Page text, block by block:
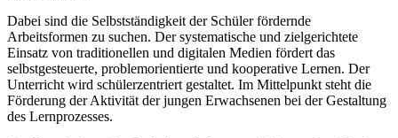
Dabei sind die Selbstständigkeit der Schüler fördernde
Arbeitsformen zu suchen. Der systematische und zielgerichtete
Einsatz von traditionellen und digitalen Medien fördert das
selbstgesteuerte, problemorientierte und kooperative Lernen. Der
Unterricht wird schülerzentriert gestaltet. Im Mittelpunkt steht die
Förderung der Aktivität der jungen Erwachsenen bei der Gestaltung
des Lernprozesses.